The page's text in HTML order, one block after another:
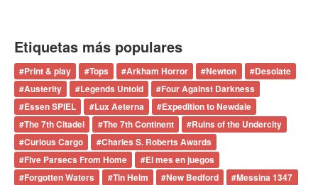
Etiquetas más populares
#Print & play #Tops #Arkham Horror #Newton #Desolate
#Austerity #Legends Untold #Four Against Darkness
#Essen SPIEL #Lux Aeterna #Expedition to Newdale
#The 7th Citadel #The 7th Continent #Ruins of the Undercity
#Curious Cargo #Charles S. Roberts Awards
#Five Parsecs From Home #El mes en juegos
#Forgotten Waters #Tin Helm #New Bedford #Messina 1347